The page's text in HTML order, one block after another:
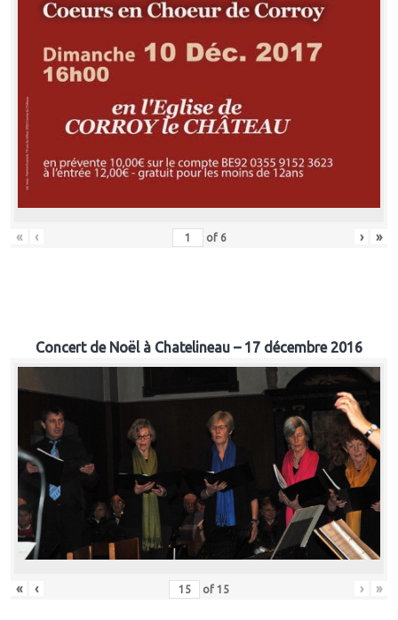
« ‹ of 6 › »
Concert de Noël à Chatelineau – 17 décembre 2016
« ‹ of 15 › »